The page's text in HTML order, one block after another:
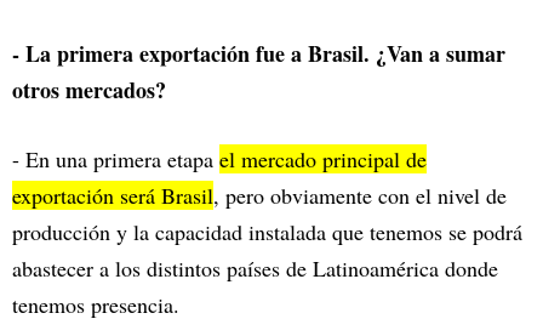
- La primera exportación fue a Brasil. ¿Van a sumar
otros mercados?
- En una primera etapa el mercado principal de
exportación será Brasil, pero obviamente con el nivel de
producción y la capacidad instalada que tenemos se podrá
abastecer a los distintos países de Latinoamérica donde
tenemos presencia.